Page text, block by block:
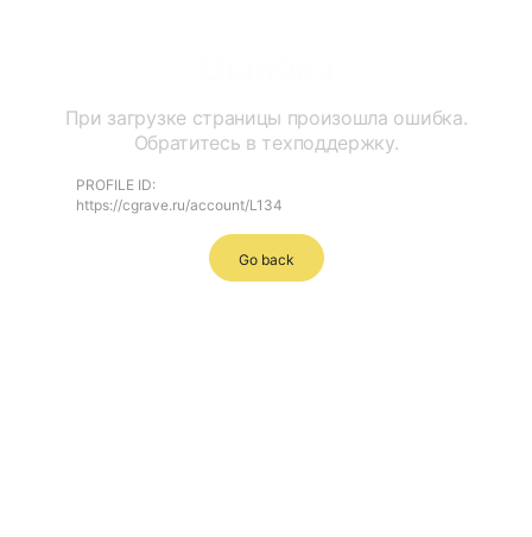
При загрузке страницы произошла ошибка.
Обратитесь в техподдержку.
PROFILE ID:
https://cgrave.ru/account/L134
Go back